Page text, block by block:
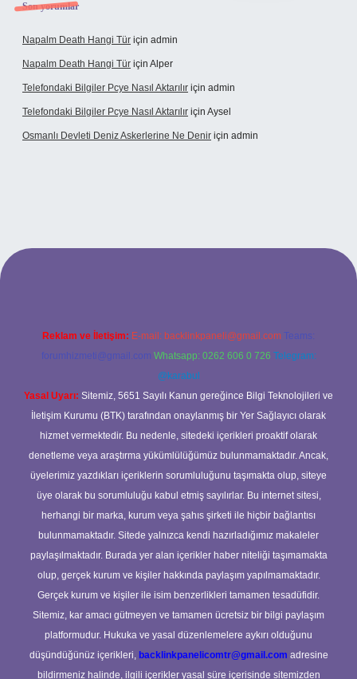
Son yorumlar
Napalm Death Hangi Tür için admin
Napalm Death Hangi Tür için Alper
Telefondaki Bilgiler Pcye Nasıl Aktarılır için admin
Telefondaki Bilgiler Pcye Nasıl Aktarılır için Aysel
Osmanlı Devleti Deniz Askerlerine Ne Denir için admin
giriş
Reklam ve İletişim: E-mail: backlinkpaneli@gmail.com Teams:
forumhizmeti@gmail.com Whatsapp: 0262 606 0 726 Telegram:
@karabul
Yasal Uyarı: Sitemiz, 5651 Sayılı Kanun gereğince Bilgi Teknolojileri ve
İletişim Kurumu (BTK) tarafından onaylanmış bir Yer Sağlayıcı olarak
hizmet vermektedir. Bu nedenle, sitedeki içerikleri proaktif olarak
denetleme veya araştırma yükümlülüğümüz bulunmamaktadır. Ancak,
üyelerimiz yazdıkları içeriklerin sorumluluğunu taşımakta olup, siteye
üye olarak bu sorumluluğu kabul etmiş sayılırlar. Bu internet sitesi,
herhangi bir marka, kurum veya şahıs şirketi ile hiçbir bağlantısı
bulunmamaktadır. Sitede yalnızca kendi hazırladığımız makaleler
paylaşılmaktadır. Burada yer alan içerikler haber niteliği taşımamakta
olup, gerçek kurum ve kişiler hakkında paylaşım yapılmamaktadır.
Gerçek kurum ve kişiler ile isim benzerlikleri tamamen tesadüfidir.
Sitemiz, kar amacı gütmeyen ve tamamen ücretsiz bir bilgi paylaşım
platformudur. Hukuka ve yasal düzenlemelere aykırı olduğunu
düşündüğünüz içerikleri, backlinkpanelicomtr@gmail.com adresine
bildirmeniz halinde, ilgili içerikler yasal süre içerisinde sitemizden